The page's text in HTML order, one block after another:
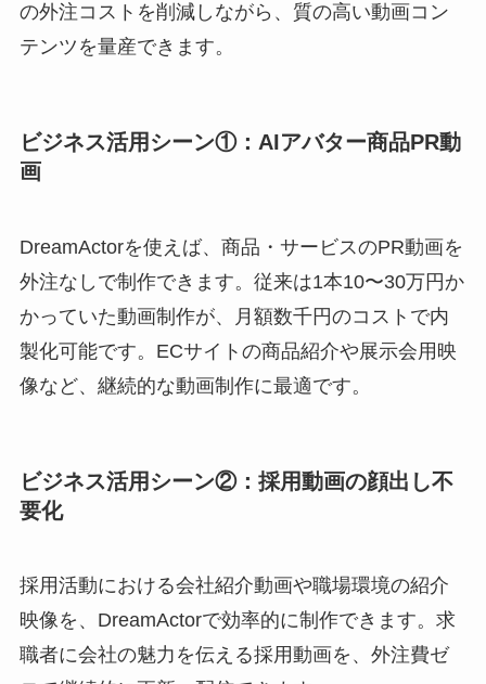
の外注コストを削減しながら、質の高い動画コン
テンツを量産できます。
ビジネス活用シーン①：AIアバター商品PR動
画
DreamActorを使えば、商品・サービスのPR動画を
外注なしで制作できます。従来は1本10〜30万円か
かっていた動画制作が、月額数千円のコストで内
製化可能です。ECサイトの商品紹介や展示会用映
像など、継続的な動画制作に最適です。
ビジネス活用シーン②：採用動画の顔出し不
要化
採用活動における会社紹介動画や職場環境の紹介
映像を、DreamActorで効率的に制作できます。求
職者に会社の魅力を伝える採用動画を、外注費ゼ